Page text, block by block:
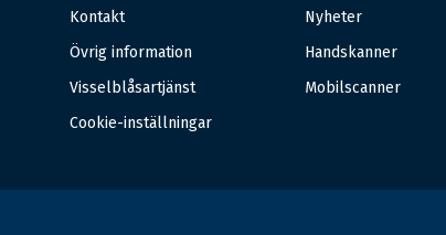
Kontakt
Övrig information
Visselblåsartjänst
Cookie-inställningar
Nyheter
Handskanner
Mobilscanner